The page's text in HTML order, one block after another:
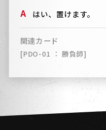
はい、置けます。
関連カード
[PDO-01 ： 勝負師]